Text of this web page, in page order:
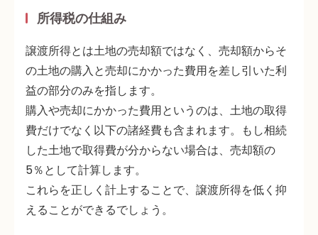
所得税の仕組み
譲渡所得とは土地の売却額ではなく、売却額からそ
の土地の購入と売却にかかった費用を差し引いた利
益の部分のみを指します。
購入や売却にかかった費用というのは、土地の取得
費だけでなく以下の諸経費も含まれます。もし相続
した土地で取得費が分からない場合は、売却額の
5％として計算します。
これらを正しく計上することで、譲渡所得を低く抑
えることができるでしょう。